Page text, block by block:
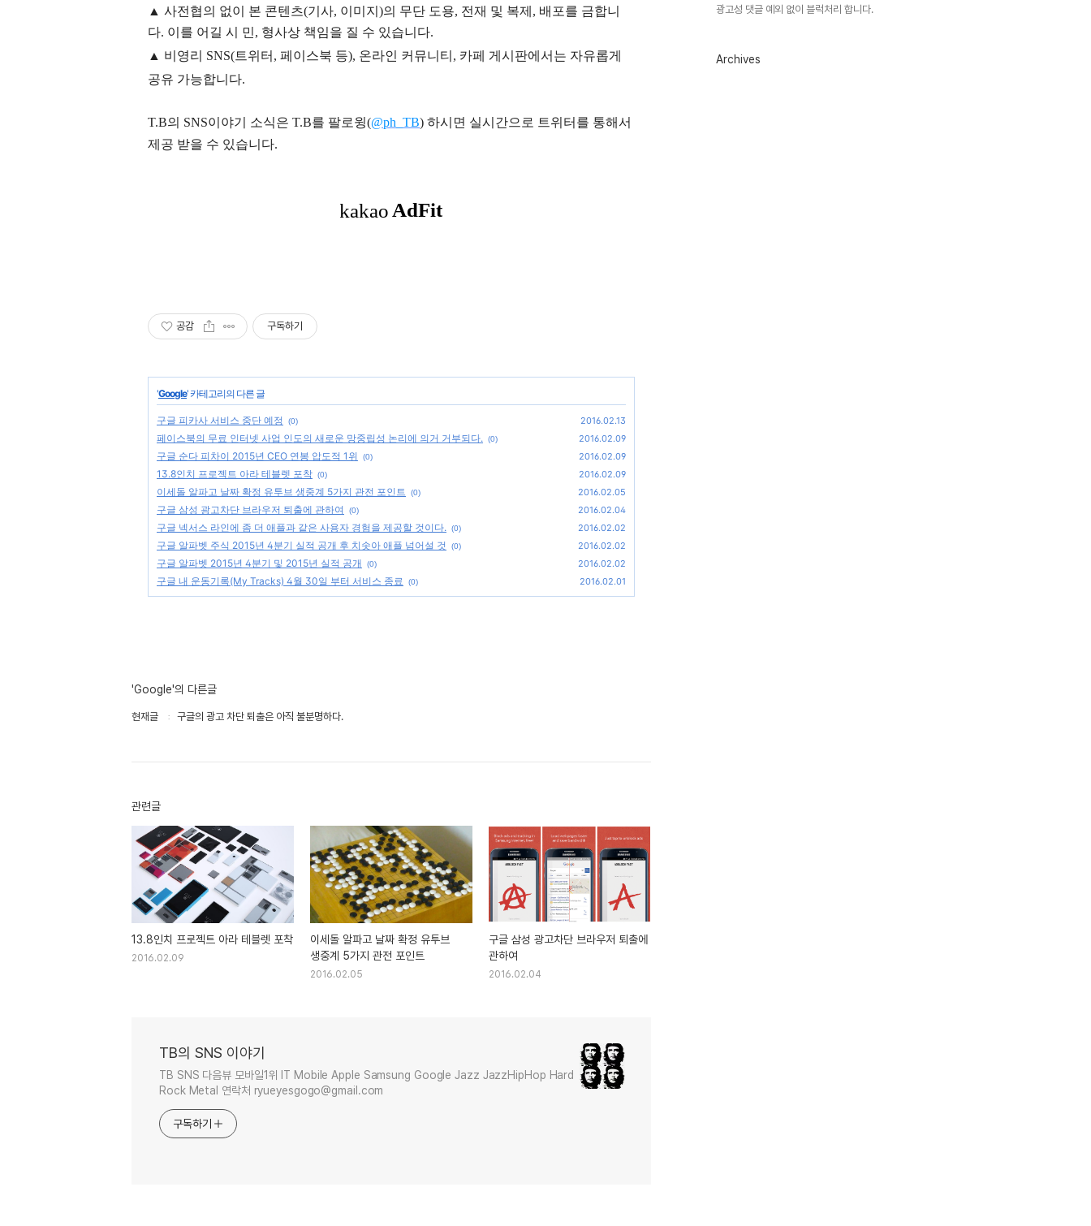
▲ 사전협의 없이 본 콘텐츠(기사, 이미지)의 무단 도용, 전재 및 복제, 배포를 금합니
다. 이를 어길 시 민, 형사상 책임을 질 수 있습니다.
▲ 비영리 SNS(트위터, 페이스북 등), 온라인 커뮤니티, 카페 게시판에서는 자유롭게
공유 가능합니다.
T.B의 SNS이야기 소식은 T.B를 팔로윙(@ph_TB) 하시면 실시간으로 트위터를 통해서
제공 받을 수 있습니다.
공감 구독하기
'Google' 카테고리의 다른 글
구글 피카사 서비스 중단 예정 (0) 2016.02.13
페이스북의 무료 인터넷 사업 인도의 새로운 망중립성 논리에 의거 거부되다. (0) 2016.02.09
구글 순다 피차이 2015년 CEO 연봉 압도적 1위 (0) 2016.02.09
13.8인치 프로젝트 아라 테블렛 포착 (0) 2016.02.09
이세돌 알파고 날짜 확정 유투브 생중계 5가지 관전 포인트 (0) 2016.02.05
구글 삼성 광고차단 브라우저 퇴출에 관하여 (0) 2016.02.04
구글 넥서스 라인에 좀 더 애플과 같은 사용자 경험을 제공할 것이다. (0) 2016.02.02
구글 알파벳 주식 2015년 4분기 실적 공개 후 치솟아 애플 넘어설 것 (0) 2016.02.02
구글 알파벳 2015년 4분기 및 2015년 실적 공개 (0) 2016.02.02
구글 내 운동기록(My Tracks) 4월 30일 부터 서비스 종료 (0) 2016.02.01
'Google'의 다른글
현재글 구글의 광고 차단 퇴출은 아직 불분명하다.
관련글
13.8인치 프로젝트 아라 테블렛 포착
2016.02.09
이세돌 알파고 날짜 확정 유투브
생중계 5가지 관전 포인트
2016.02.05
구글 삼성 광고차단 브라우저 퇴출에
관하여
2016.02.04
TB의 SNS 이야기
TB SNS 다음뷰 모바일1위 IT Mobile Apple Samsung Google Jazz JazzHipHop Hard
Rock Metal 연락처 ryueyesgogo@gmail.com
구독하기
광고성 댓글 예외 없이 블럭처리 합니다.
Archives